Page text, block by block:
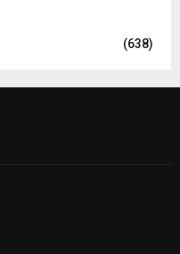
(638)